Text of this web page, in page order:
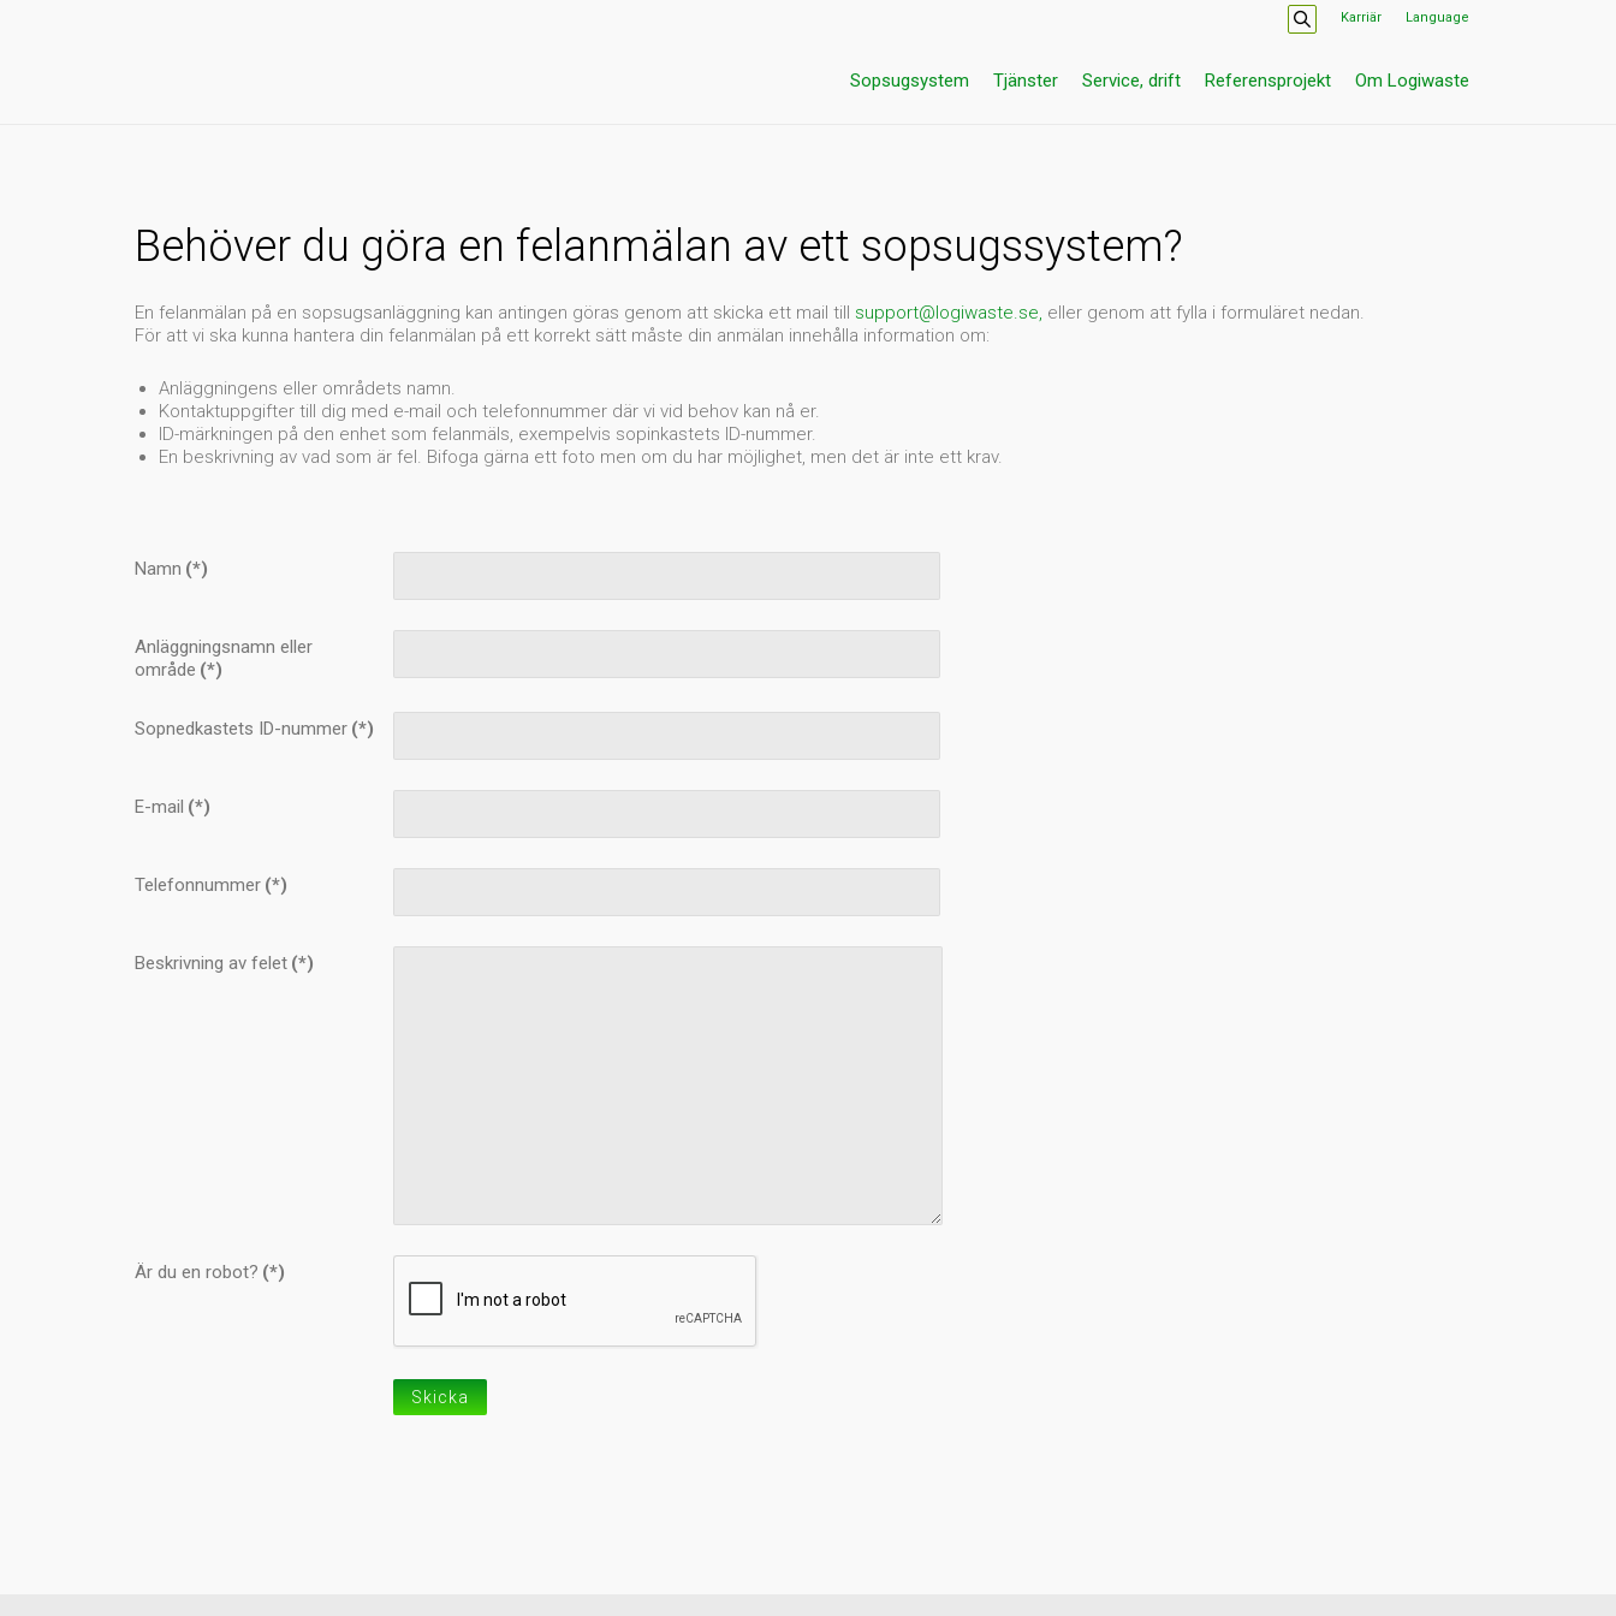
Karriär Language
Sopsugsystem Tjänster Service, drift Referensprojekt Om Logiwaste
Behöver du göra en felanmälan av ett sopsugssystem?
En felanmälan på en sopsugsanläggning kan antingen göras genom att skicka ett mail till support@logiwaste.se, eller genom att fylla i formuläret nedan.
För att vi ska kunna hantera din felanmälan på ett korrekt sätt måste din anmälan innehålla information om:
Anläggningens eller områdets namn.
Kontaktuppgifter till dig med e-mail och telefonnummer där vi vid behov kan nå er.
ID-märkningen på den enhet som felanmäls, exempelvis sopinkastets ID-nummer.
En beskrivning av vad som är fel. Bifoga gärna ett foto men om du har möjlighet, men det är inte ett krav.
Namn (*)
Anläggningsnamn eller
område (*)
Sopnedkastets ID-nummer (*)
E-mail (*)
Telefonnummer (*)
Beskrivning av felet (*)
Är du en robot? (*)
Skicka